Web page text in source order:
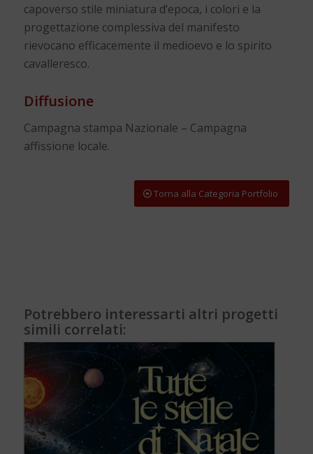
capoverso stile miniatura d’epoca, i colori e la
progettazione complessiva del manifesto
rievocano efficacemente il medioevo e lo spirito
cavalleresco.
Diffusione
Campagna stampa Nazionale – Campagna
affissione locale.
Torna alla Categoria Portfolio
Potrebbero interessarti altri progetti
simili correlati: